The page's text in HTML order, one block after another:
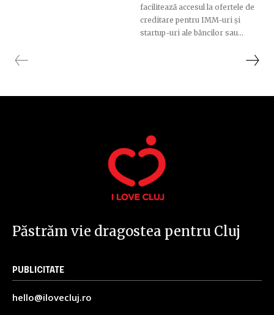
facilitează accesul la ofertele de
creditare pentru IMM-uri și
startup-uri ale băncilor sau...
Păstrăm vie dragostea pentru Cluj
PUBLICITATE
hello@ilovecluj.ro